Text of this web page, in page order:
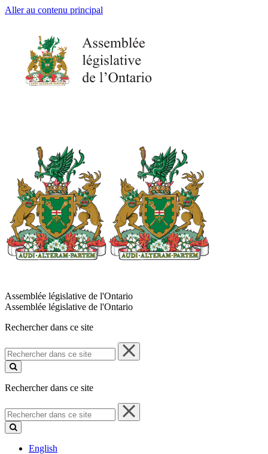
Aller au contenu principal
Assemblée législative de l'Ontario
Assemblée législative de l'Ontario
Rechercher dans ce site
Rechercher
dans
ce
Rechercher dans ce site
Rechercher
dans
ce
English